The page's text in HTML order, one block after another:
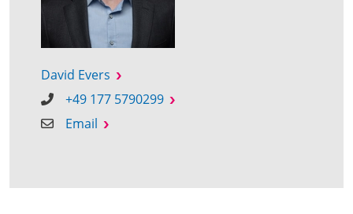
David Evers
+49 177 5790299
Email